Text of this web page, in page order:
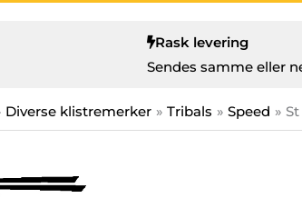
Rask levering
Sendes samme eller
Diverse klistremerker Tribals Speed